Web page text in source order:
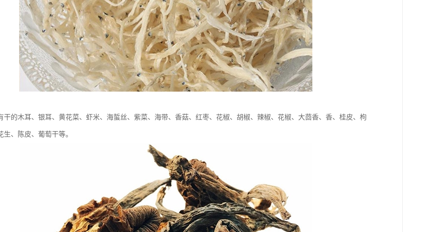
干的木耳、银耳、黄花菜、虾米、海蜇丝、紫菜、海带、香菇、红枣、花椒、胡椒、辣椒、花椒、大茴香、香、桂皮、枸
生、陈皮、葡萄干等。